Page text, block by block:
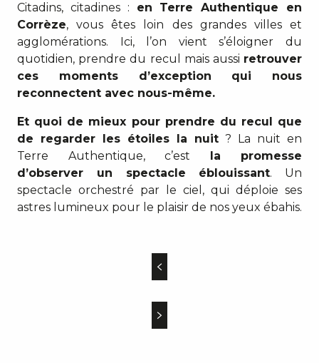
Citadins, citadines : en Terre Authentique en
Corrèze, vous êtes loin des grandes villes et
agglomérations. Ici, l’on vient s’éloigner du
quotidien, prendre du recul mais aussi retrouver
ces moments d’exception qui nous
reconnectent avec nous-même.
Et quoi de mieux pour prendre du recul que
de regarder les étoiles la nuit ? La nuit en
Terre Authentique, c’est
la promesse
d’observer un spectacle éblouissant. Un
spectacle orchestré par le ciel, qui déploie ses
astres lumineux pour le plaisir de nos yeux ébahis.